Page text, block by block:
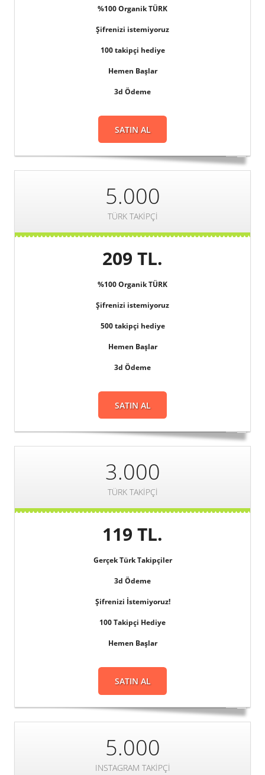
%100 Organik TÜRK
Şifrenizi istemiyoruz
100 takipçi hediye
Hemen Başlar
3d Ödeme
SATIN AL
5.000
TÜRK TAKIPÇI
209 TL.
%100 Organik TÜRK
Şifrenizi istemiyoruz
500 takipçi hediye
Hemen Başlar
3d Ödeme
SATIN AL
3.000
TÜRK TAKIPÇI
119 TL.
GerçekTürk Takipçiler
3d Ödeme
Şifrenizi İstemiyoruz!
100 Takipçi Hediye
Hemen Başlar
SATIN AL
5.000
INSTAGRAM TAKIPÇI